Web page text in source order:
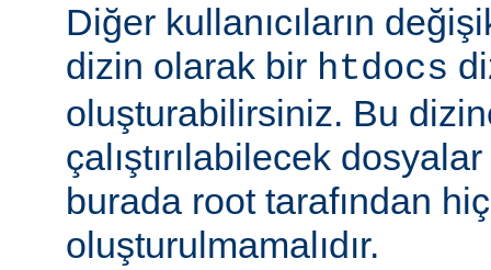
Diğer kullanıcıların
dizin olarak bir htdocs
oluşturabilirsiniz. Bu
çalıştırılabilecek
burada root tarafından
oluşturulmamalıdır.